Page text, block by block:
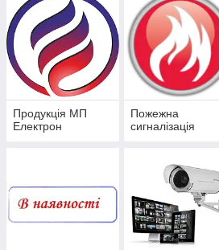
Продукція МП
Електрон
Пожежна
сигналізація